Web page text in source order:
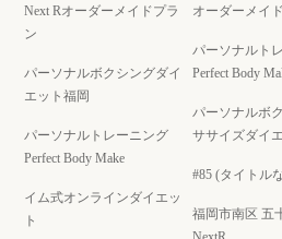
Next Rオーダーメイドプラ
ン
パーソナルボクシングダイ
エット福岡
パーソナルトレーニング
Perfect Body Make
イム式オンラインダイエッ
ト
オーダーメイ
パーソナルト
Perfect Body
パーソナルボ
ササイズダイ
#85 (タイトル
福岡市南区 五